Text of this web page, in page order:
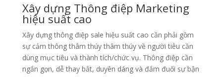
Xây dựng Thông điệp Marketing
hiệu suất cao
Xây dựng thông điệp sale hiệu suất cao cần phải gồm
sự cảm thông thâm thúy thâm thúy về người tiêu cần
dùng mục tiêu và thành tích/chức vụ. Thông điệp cần
ngắn gọn, dễ thay bắt, duyên dáng và đắm đuối sự bận